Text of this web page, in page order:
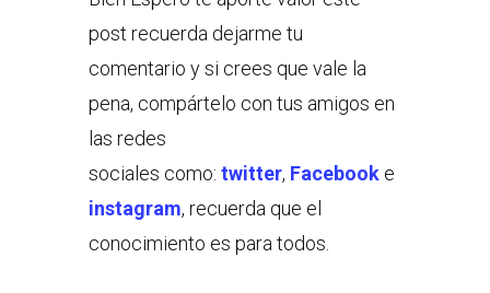
post recuerda dejarme tu
comentario y si crees que vale la
pena, compártelo con tus amigos en
las redes
sociales como: twitter, Facebook e
instagram, recuerda que el
conocimiento es para todos.